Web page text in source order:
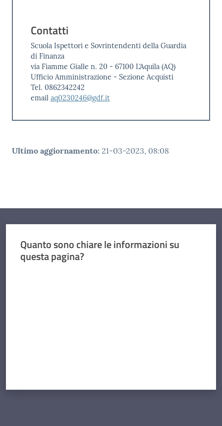
Contatti
Scuola Ispettori e Sovrintendenti della Guardia
di Finanza
via Fiamme Gialle n. 20 - 67100 L’Aquila (AQ)
Ufficio Amministrazione - Sezione Acquisti
Tel. 0862342242
email aq0230246@gdf.it
Ultimo aggiornamento: 21-03-2023, 08:08
Quanto sono chiare le informazioni su
questa pagina?